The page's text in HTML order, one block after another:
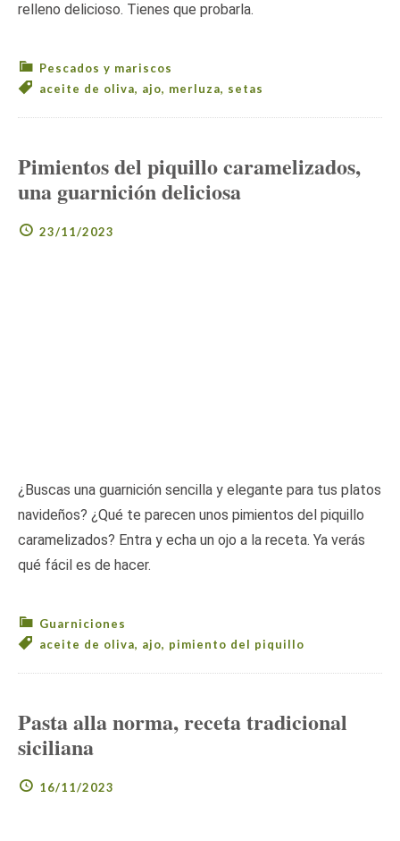
relleno delicioso. Tienes que probarla.
Pescados y mariscos
aceite de oliva, ajo, merluza, setas
Pimientos del piquillo caramelizados,
una guarnición deliciosa
23/11/2023
¿Buscas una guarnición sencilla y elegante para tus platos
navideños? ¿Qué te parecen unos pimientos del piquillo
caramelizados? Entra y echa un ojo a la receta. Ya verás
qué fácil es de hacer.
Guarniciones
aceite de oliva, ajo, pimiento del piquillo
Pasta alla norma, receta tradicional
siciliana
16/11/2023